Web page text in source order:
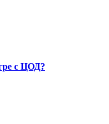
с ЦОД?